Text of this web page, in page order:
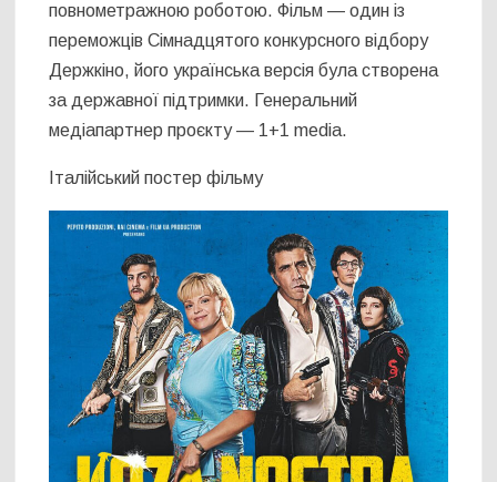
повнометражною роботою. Фільм — один із
переможців Сімнадцятого конкурсного відбору
Держкіно, його українська версія була створена
за державної підтримки. Генеральний
медіапартнер проєкту — 1+1 media.
Італійський постер фільму